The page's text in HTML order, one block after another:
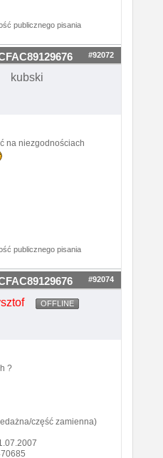
publicznego pisania
#92072
kubski
na niezgodnościach
publicznego pisania
#92074
OFFLINE
?
część zamienna)